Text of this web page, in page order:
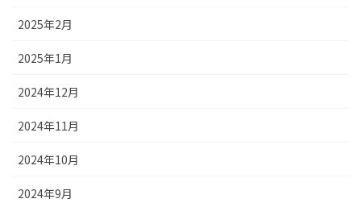
2025年2月
2025年1月
2024年12月
2024年11月
2024年10月
2024年9月